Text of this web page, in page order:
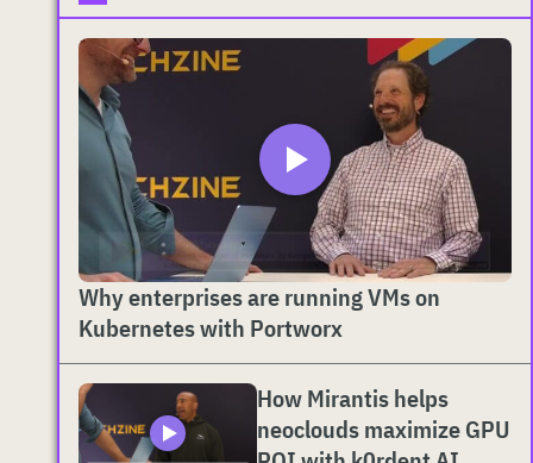
Why enterprises are running VMs on
Kubernetes with Portworx
How Mirantis helps
neoclouds maximize GPU